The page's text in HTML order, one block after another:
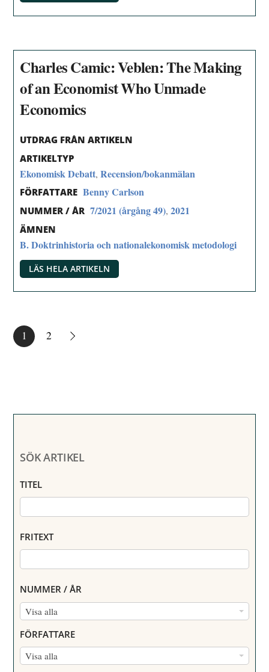
Charles Camic: Veblen: The Making
of an Economist Who Unmade
Economics
UTDRAG FRÅN ARTIKELN
ARTIKELTYP
Ekonomisk Debatt,Recension/bokanmälan
FÖRFATTARE Benny Carlson
NUMMER / ÅR 7/2021 (årgång 49),2021
ÄMNEN
B. Doktrinhistoria och nationalekonomisk metodologi
LÄS HELA ARTIKELN
1 2
SÖK ARTIKEL
TITEL
FRITEXT
NUMMER / ÅR
Visa alla
N
M
M
FÖRFATTARE
Visa alla